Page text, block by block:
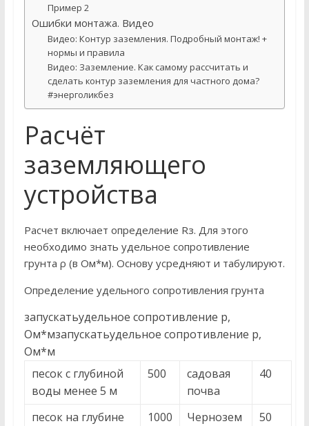
Пример 2
Ошибки монтажа. Видео
Видео: Контур заземления. Подробный монтаж! +
нормы и правила
Видео: Заземление. Как самому рассчитать и
сделать контур заземления для частного дома?
#энерголикбез
Расчёт
заземляющего
устройства
Расчет включает определение Rз. Для этого
необходимо знать удельное сопротивление
грунта ρ (в Ом*м). Основу усредняют и табулируют.
Определение удельного сопротивления грунта
запускатьудельное сопротивление p,
Ом*мзапускатьудельное сопротивление p,
Ом*м
песок с глубиной
воды менее 5 м
500
садовая
почва
40
песок на глубине
1000 Чернозем 50